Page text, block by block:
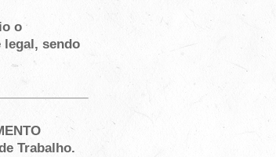
o
legal, sendo
Trabalho.